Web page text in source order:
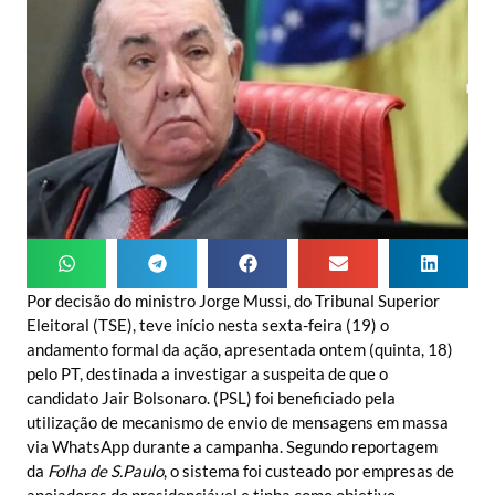
Por decisão do ministro Jorge Mussi, do Tribunal Superior
Eleitoral (TSE), teve início nesta sexta-feira (19) o
andamento formal da ação, apresentada ontem (quinta, 18)
pelo PT, destinada a investigar a suspeita de que o
candidato Jair Bolsonaro. (PSL) foi beneficiado pela
utilização de mecanismo de envio de mensagens em massa
via WhatsApp durante a campanha. Segundo reportagem
da Folha de S.Paulo, o sistema foi custeado por empresas de